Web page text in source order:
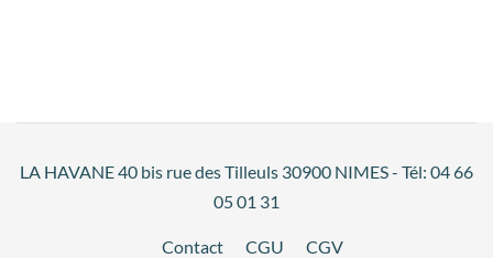
LA HAVANE 40 bis rue des Tilleuls 30900 NIMES - Tél: 04 66
05 01 31
Contact CGU CGV